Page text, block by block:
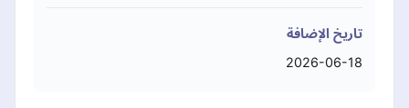
تاريخ الإضافة
2026-06-18